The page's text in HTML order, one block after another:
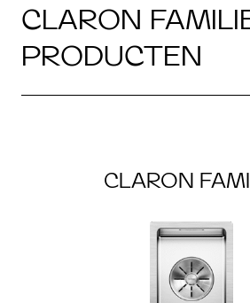
CLARON
PRODUCTEN
CLARON